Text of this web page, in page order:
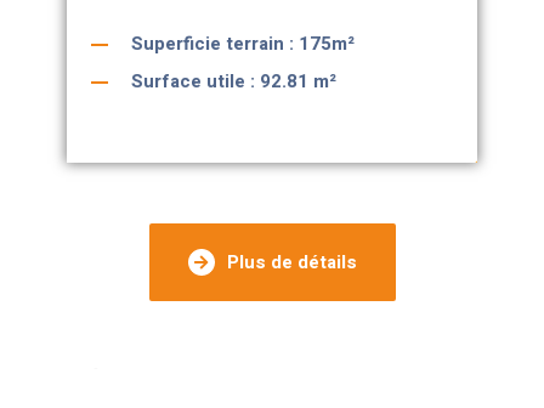
Superficie terrain : 175m²
Surface utile : 92.81 m²
Plus de détails